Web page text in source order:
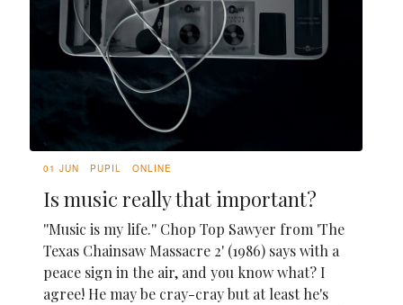
01 JUN PUPIL ONLINE
Is music really that important?
''Music is my life.'' Chop Top Sawyer from 'The
Texas Chainsaw Massacre 2' (1986) says with a
peace sign in the air, and you know what? I
agree! He may be cray-cray but at least he's